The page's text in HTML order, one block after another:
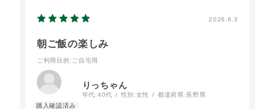
2026.6.3
朝ご飯の楽しみ
ご利用目的 :ご自宅用
りっちゃん
年代:40代 性別:女性 都道府県:長野県